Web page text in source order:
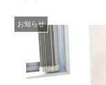
お知らせ